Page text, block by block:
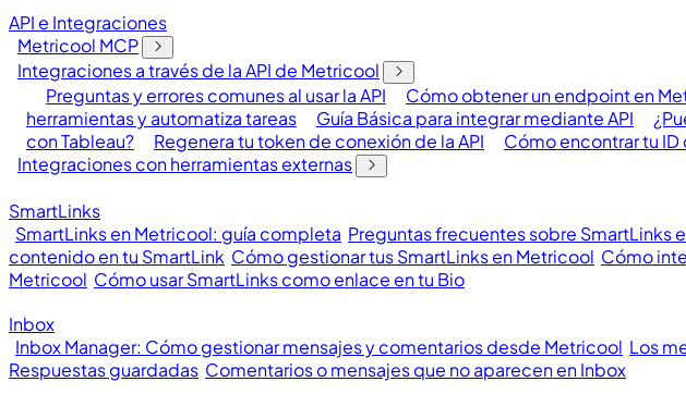
API e Integraciones
Metricool MCP
Integraciones a través de la API de Metricool
Preguntas y errores comunes al usar la API
Cómo obtener un endpoint en
herramientas y automatiza tareas
Guía Básica para integrar mediante API
con Tableau?
Regenera tu token de conexión de la API
Cómo encontrar tu
Integraciones con herramientas externas
SmartLinks
SmartLinks en Metricool: guía completa Preguntas frecuentes sobre SmartLinks
contenido en tu SmartLink Cómo gestionar tus SmartLinks en Metricool Cómo
Metricool Cómo usar SmartLinks como enlace en tu Bio
Inbox
Inbox Manager: Cómo gestionar mensajes y comentarios desde Metricool Los
Respuestas guardadas Comentarios o mensajes que no aparecen en Inbox